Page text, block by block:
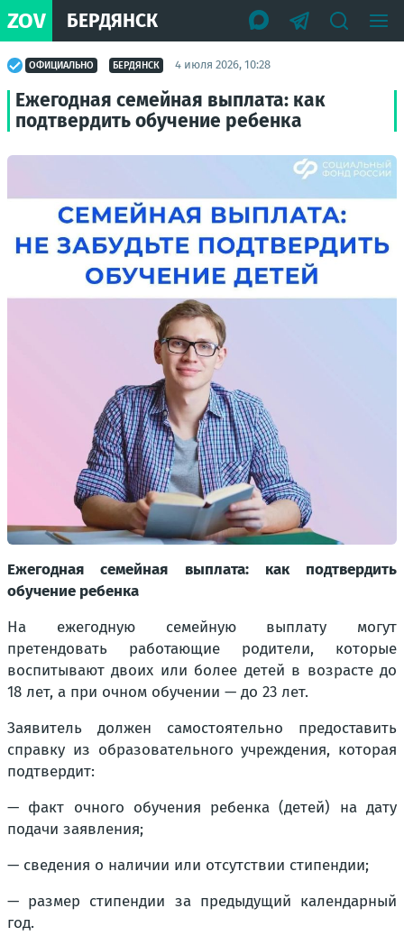
ZOV БЕРДЯНСК
ОФИЦИАЛЬНО БЕРДЯНСК 4 июля 2026, 10:28
Ежегодная семейная выплата: как
подтвердить обучение ребенка
Ежегодная семейная выплата: как подтвердить
обучение ребенка
На ежегодную семейную выплату могут
претендовать работающие родители, которые
воспитывают двоих или более детей в возрасте до
18 лет, а при очном обучении — до 23 лет.
Заявитель должен самостоятельно предоставить
справку из образовательного учреждения, которая
подтвердит:
— факт очного обучения ребенка (детей) на дату
подачи заявления;
— сведения о наличии или отсутствии стипендии;
— размер стипендии за предыдущий календарный
год.